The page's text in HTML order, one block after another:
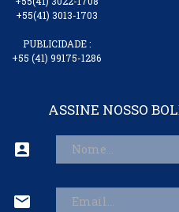
Oleoplan RO
Oleoplan RS
Olfar RJ
+55(41) 3013-1703
PUBLICIDADE :
+55 (41) 99175-1286
ASSINE NOSSO
account_box
mail